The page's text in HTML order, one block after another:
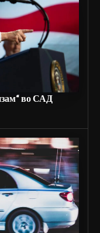
во САД